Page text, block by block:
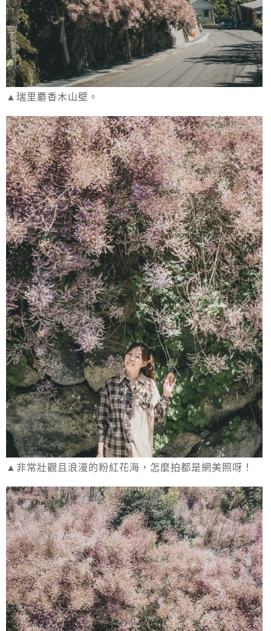
▲瑞里麝香木山壁。
▲非常壯觀且浪漫的粉紅花海，怎麼拍都是網美照呀！